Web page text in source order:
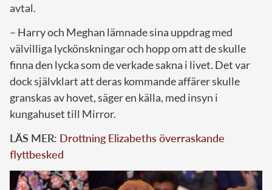
avtal.
– Harry och Meghan lämnade sina uppdrag med
välvilliga lyckönskningar och hopp om att de skulle
finna den lycka som de verkade sakna i livet. Det var
dock självklart att deras kommande affärer skulle
granskas av hovet, säger en källa, med insyn i
kungahuset till Mirror.
LÄS MER: Drottning Elizabeths överraskande
flyttbesked